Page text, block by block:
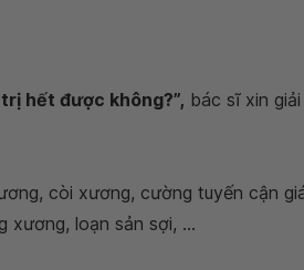
hết được không?”, bác sĩ xin
còi xương, cường tuyến cận
xương, loạn sản sợi, ...